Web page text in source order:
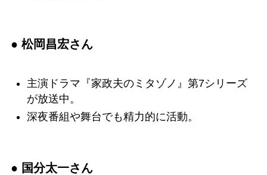
● 松岡昌宏さん
主演ドラマ『家政夫のミタゾノ』第7シリーズ
が放送中。
深夜番組や舞台でも精力的に活動。
● 国分太一さん